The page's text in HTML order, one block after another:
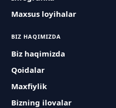
Maxsus loyihalar
BIZ HAQIMIZDA
Biz haqimizda
Qoidalar
Maxfiylik
Bizning ilovalar